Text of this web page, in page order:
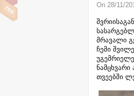
On 28/11/
მრავალი
ჩემი
თვეებში